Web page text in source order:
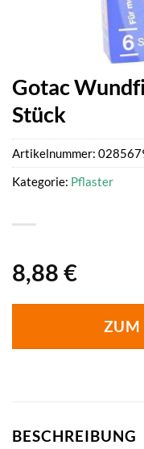
Gotac
Stück
8,88 €
ZUM
Artikelnummer:
Kategorie: Pflaster
BESCHREIBUNG